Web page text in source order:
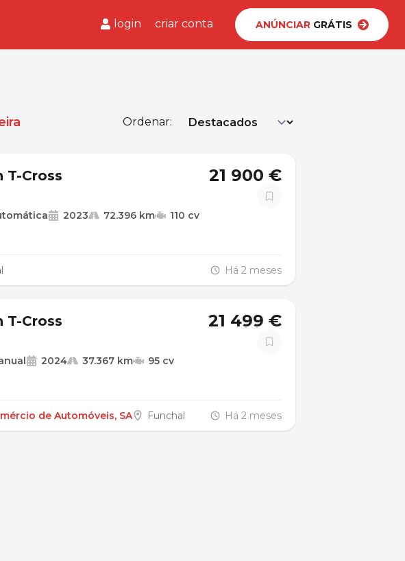
login criar conta ANÚNCIARGRÁTIS
Ordenar:
T-Cross 21 900 €
2023 72.396 km 110 cv
Há 2 meses
T-Cross 21 499 €
2024 37.367 km 95 cv
de Automóveis, SA Funchal Há 2 meses